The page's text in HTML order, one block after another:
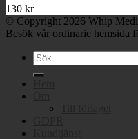
130 kr
© Copyright 2026 Whip
Besök vår ordinarie hemsida
Sök
efter: